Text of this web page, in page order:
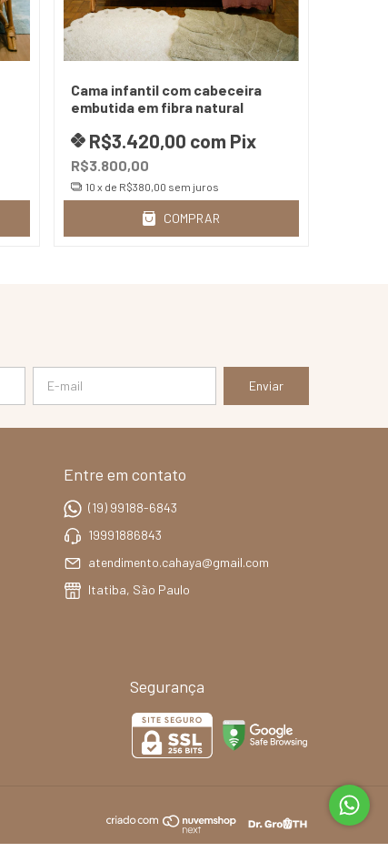
Cama infantil com cabeceira
embutida em fibra natural
R$3.800,00
R$3.420,00 com Pix
10 x de R$380,00 sem juros
COMPRAR
Entre em contato
(19) 99188-6843
19991886843
atendimento.cahaya@gmail.com
Itatiba, São Paulo
Segurança